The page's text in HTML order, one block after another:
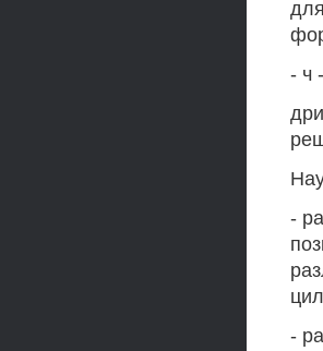
- ч -
-
-